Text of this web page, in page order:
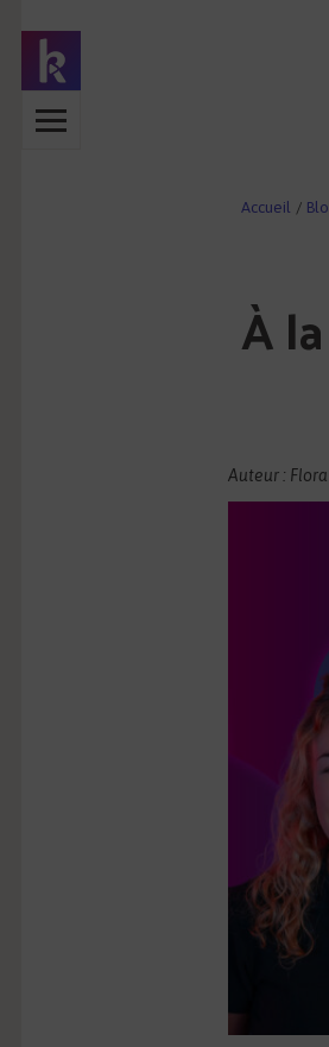
Accueil /
À
Auteur :